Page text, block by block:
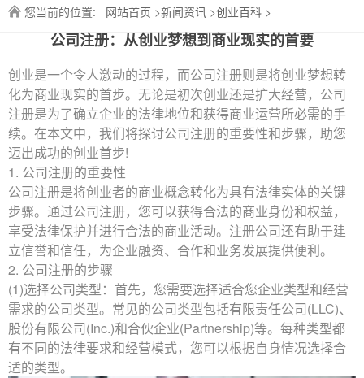
您当前的位置: 网站首页 >新闻资讯 >创业百科 >
公司注册：从创业梦想到商业现实的首要
创业是一个令人激动的过程，而公司注册则是将创业梦想转
化为商业现实的首步。无论是初次创业还是扩大经营，公司
注册是为了确立企业的法律地位和获得商业运营所必需的手
续。在本文中，我们将探讨公司注册的重要性和步骤，助您
迈出成功的创业首步!
1. 公司注册的重要性
公司注册是将创业者的商业概念转化为具有法律实体的关键
步骤。通过公司注册，您可以获得合法的商业身份和权益，
享受法律保护并进行合法的商业活动。 注册公司还有助于建
立信誉和信任，为企业融资、合作和业务发展提供便利。
2. 公司注册的步骤
(1)选择公司类型：首先，您需要选择适合您企业类型和经营
需求的公司类型。常见的公司类型包括有限责任公司(LLC)、
股份有限公司(Inc.)和合伙企业(Partnership)等。每种类型都
有不同的法律要求和经营模式，您可以根据自身情况选择合
适的类型。